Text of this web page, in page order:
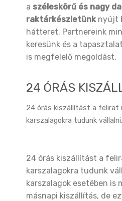
a széleskörű és nagy
raktárkészletünknyújt
hátteret. Partnereink
keresünk és a
is megfelelő megoldást.
24 ÓRÁS
24 órás kiszállítást a felirat
karszalagokra tudunk vállalni.
24 órás kiszállítást a
karszalagokra tudunk
karszalagok esetében is
másnapi kiszállítás, de